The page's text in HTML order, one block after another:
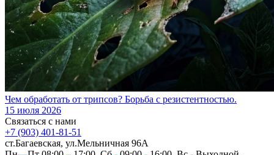
Чем обработать от трипсов? Борьба с резистентностью.
15 июля 2026
Связаться с нами
+7 (903) 401-81-51
ст.Багаевская, ул.Мельничная 96А